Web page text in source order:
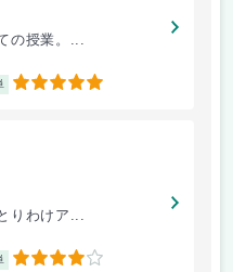
の授業。...
5
りわけア...
4